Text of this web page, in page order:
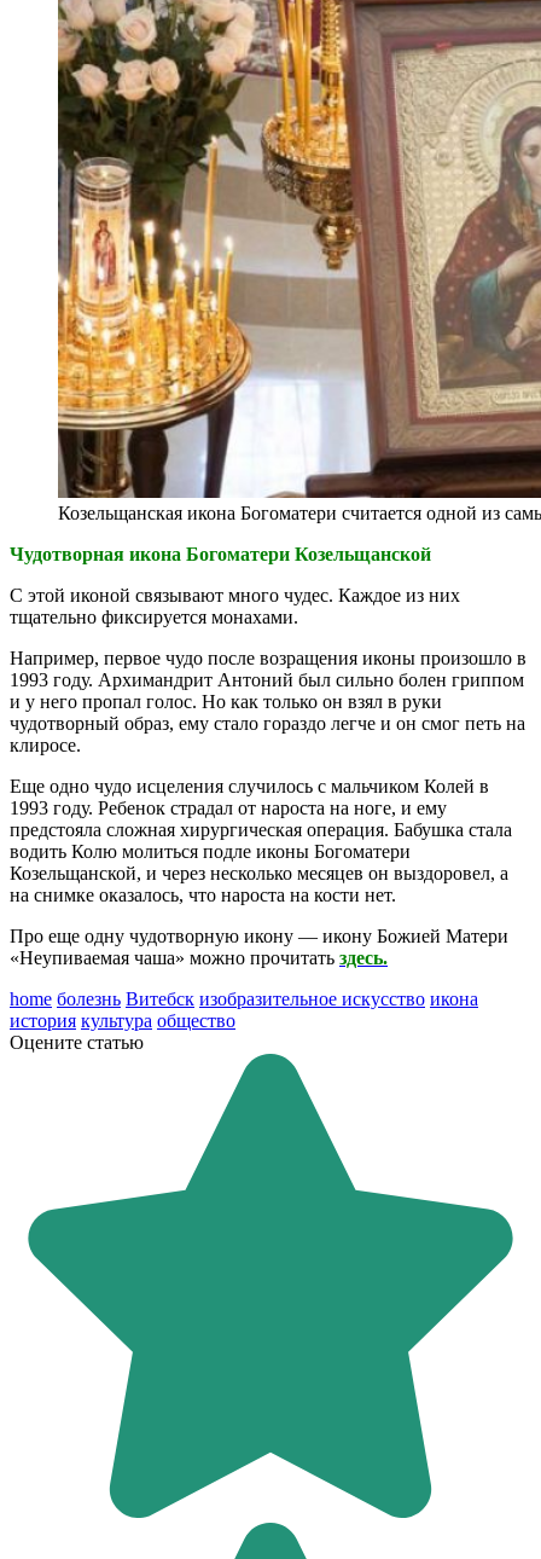
Козельщанская икона Богоматери считается одной из
Чудотворная икона Богоматери Козельщанской
С этой иконой связывают много чудес. Каждое из них
тщательно фиксируется монахами.
Например, первое чудо после возращения иконы произошло в
1993 году. Архимандрит Антоний был сильно болен гриппом
и у него пропал голос. Но как только он взял в руки
чудотворный образ, ему стало гораздо легче и он смог петь на
клиросе.
Еще одно чудо исцеления случилось с мальчиком Колей в
1993 году. Ребенок страдал от нароста на ноге, и ему
предстояла сложная хирургическая операция. Бабушка стала
водить Колю молиться подле иконы Богоматери
Козельщанской, и через несколько месяцев он выздоровел, а
на снимке оказалось, что нароста на кости нет.
Про еще одну чудотворную икону — икону Божией Матери
«Неупиваемая чаша» можно прочитать здесь.
home болезнь Витебск изобразительное искусство икона
история культура общество
Оцените статью